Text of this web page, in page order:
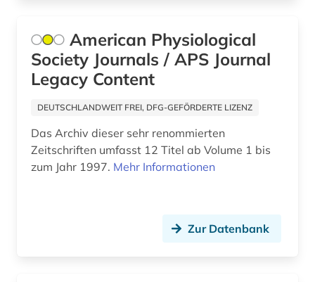
sportwissenschaft (1)
sprachen (1)
suchmaschine (3)
American Physiological
Society Journals / APS Journal
Legacy Content
DEUTSCHLANDWEIT FREI, DFG-GEFÖRDERTE LIZENZ
Das Archiv dieser sehr renommierten
Zeitschriften umfasst 12 Titel ab Volume 1 bis
zum Jahr 1997. Mehr Informationen
Zur Datenbank